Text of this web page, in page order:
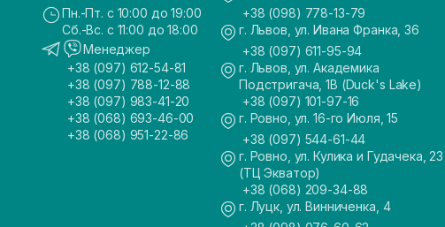
Пн.-Пт. с 10:00 до 19:00
Сб.-Вс. с 11:00 до 18:00
Менеджер
+38 (097) 612-54-81
+38 (097) 788-12-88
+38 (097) 983-41-20
+38 (068) 693-46-00
+38 (068) 951-22-86
+38 (098) 778-13-79
г. Львов, ул. Ивана Франка, 36
+38 (097) 611-95-94
г. Львов, ул. Академика
Подстригача, 1В (Duck's Lake)
+38 (097) 101-97-16
г. Ровно, ул. 16-го Июля, 15
+38 (097) 544-61-44
г. Ровно, ул. Кулика и Гудачека, 23
(ТЦ Экватор)
+38 (068) 209-34-88
г. Луцк, ул. Винниченка, 4